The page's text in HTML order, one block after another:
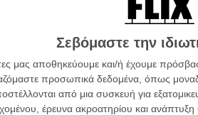
Σεβόμαστε την
μας αποθηκεύουμε και/ή έχουμε
προσωπικά δεδομένα, όπως
από μια συσκευή για
έρευνα ακροατηρίου και
ΑΡΘΡΑ
Εναρξη με Ξυδάκη,